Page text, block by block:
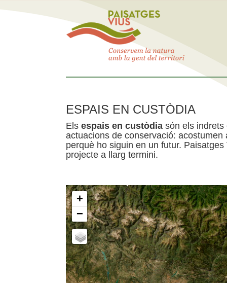
ESPAIS EN CUSTÒDIA
Els espais en custòdia són els indrets
actuacions de conservació:
perquè ho siguin en un futur.
projecte a llarg termini.
+
−